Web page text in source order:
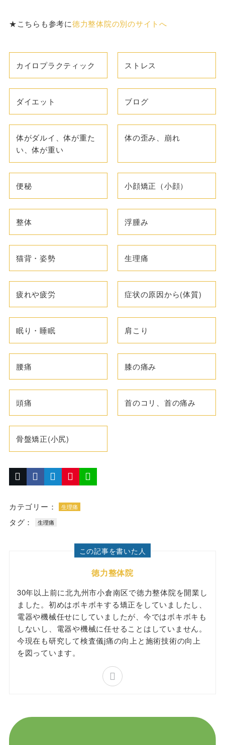
★こちらも参考に徳力整体院の別のサイトへ
カイロプラクティック ストレス
ダイエット ブログ
体がダルイ、体が重た
い、体が重い
体の歪み、崩れ
便秘 小顔矯正（小顔）
整体 浮腫み
猫背・姿勢 生理痛
疲れや疲労 症状の原因から(体質)
眠り・睡眠 肩こり
腰痛 膝の痛み
頭痛 首のコリ、首の痛み
骨盤矯正(小尻)
カテゴリー： 生理痛
タグ： 生理痛
この記事を書いた人
徳力整体院
30年以上前に北九州市小倉南区で徳力整体院を開業し
ました。初めはボキボキする矯正をしていましたし、
電器や機械任せにしていましたが、今ではボキボキも
しないし、電器や機械に任せることはしていません。
今現在も研究して検査儀j痛の向上と施術技術の向上
を図っています。